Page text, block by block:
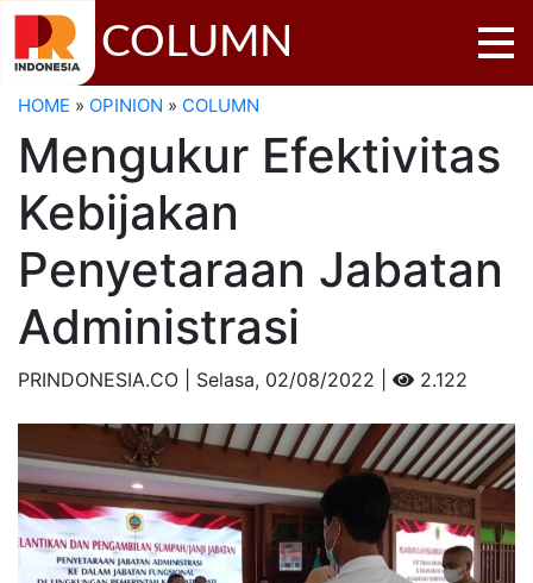
COLUMN
HOME » OPINION » COLUMN
Mengukur Efektivitas
Kebijakan
Penyetaraan Jabatan
Administrasi
PRINDONESIA.CO | Selasa, 02/08/2022 | 2.122